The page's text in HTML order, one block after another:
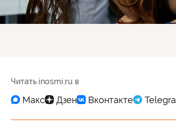
Читать inosmi.ru в